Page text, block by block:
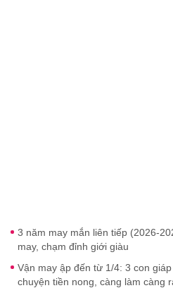
3 năm may mắn liên tiếp (2026-
may, chạm đỉnh giới giàu
Vận may ập đến từ 1/4: 3 con
chuyện tiền nong, càng làm càng